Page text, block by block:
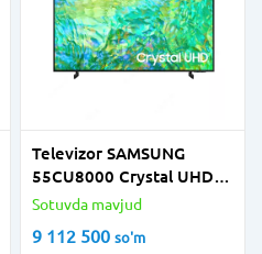
Televizor SAMSUNG
55CU8000 Crystal UHD
4K 55" 2023
Sotuvda mavjud
9 112 500 so'm